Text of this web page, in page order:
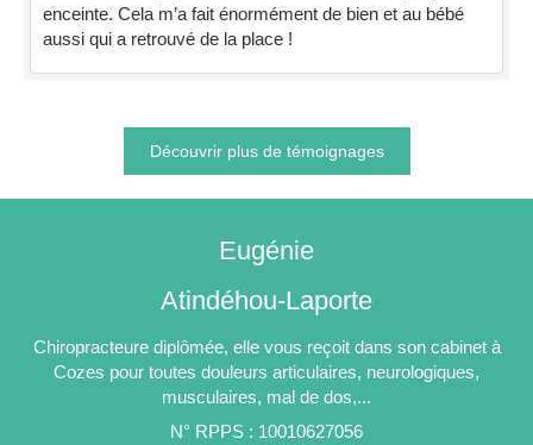
enceinte. Cela m’a fait énormément de bien et au bébé
aussi qui a retrouvé de la place !
Découvrir plus de témoignages
Eugénie
Atindéhou-Laporte
Chiropracteure diplômée, elle vous reçoit dans son cabinet à
Cozes pour toutes douleurs articulaires, neurologiques,
musculaires, mal de dos,...
N° RPPS : 10010627056